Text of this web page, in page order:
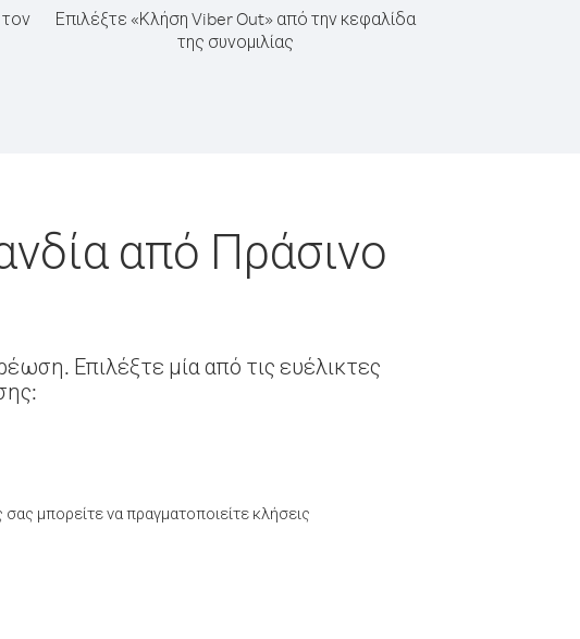
Επιλέξτε «Κλήση Viber Out» από την κεφαλίδα
της συνομιλίας
από Πράσινο
Επιλέξτε μία από τις ευέλικτες
μπορείτε να πραγματοποιείτε κλήσεις